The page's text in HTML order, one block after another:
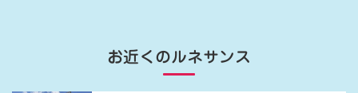
お近くのルネサンス